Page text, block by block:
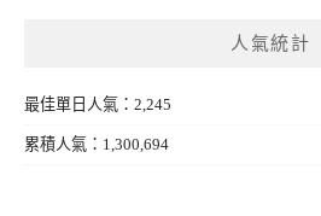
人氣統計
最佳單日人氣：2,245
累積人氣：1,300,694